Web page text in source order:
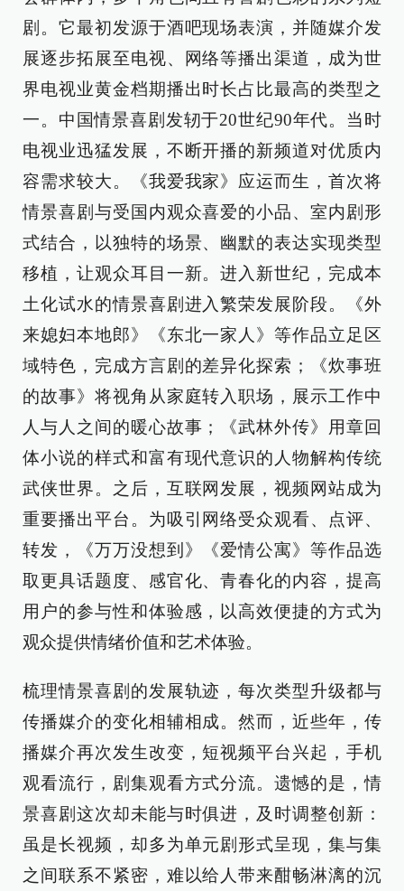
剧。它最初发源于酒吧现场表演，并随媒介发
展逐步拓展至电视、网络等播出渠道，成为世
界电视业黄金档期播出时长占比最高的类型之
一。中国情景喜剧发轫于20世纪90年代。当时
电视业迅猛发展，不断开播的新频道对优质内
容需求较大。《我爱我家》应运而生，首次将
情景喜剧与受国内观众喜爱的小品、室内剧形
式结合，以独特的场景、幽默的表达实现类型
移植，让观众耳目一新。进入新世纪，完成本
土化试水的情景喜剧进入繁荣发展阶段。《外
来媳妇本地郎》《东北一家人》等作品立足区
域特色，完成方言剧的差异化探索；《炊事班
的故事》将视角从家庭转入职场，展示工作中
人与人之间的暖心故事；《武林外传》用章回
体小说的样式和富有现代意识的人物解构传统
武侠世界。之后，互联网发展，视频网站成为
重要播出平台。为吸引网络受众观看、点评、
转发，《万万没想到》《爱情公寓》等作品选
取更具话题度、感官化、青春化的内容，提高
用户的参与性和体验感，以高效便捷的方式为
观众提供情绪价值和艺术体验。
梳理情景喜剧的发展轨迹，每次类型升级都与
传播媒介的变化相辅相成。然而，近些年，传
播媒介再次发生改变，短视频平台兴起，手机
观看流行，剧集观看方式分流。遗憾的是，情
景喜剧这次却未能与时俱进，及时调整创新：
虽是长视频，却多为单元剧形式呈现，集与集
之间联系不紧密，难以给人带来酣畅淋漓的沉